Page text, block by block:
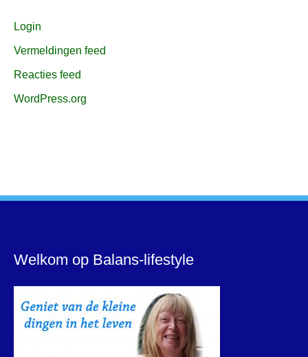
Login
Vermeldingen feed
Reacties feed
WordPress.org
Welkom op Balans-lifestyle